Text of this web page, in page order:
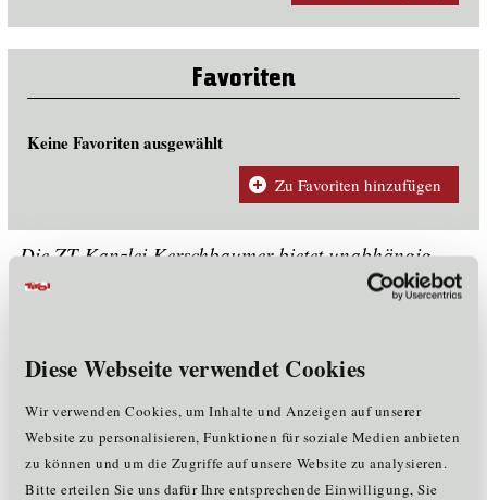
Diese Webseite verwendet Cookies
Wir verwenden Cookies, um Inhalte und Anzeigen auf unserer
Website zu personalisieren, Funktionen für soziale Medien anbieten
zu können und um die Zugriffe auf unsere Website zu analysieren.
Bitte erteilen Sie uns dafür Ihre entsprechende Einwilligung, Sie
Favoriten
Keine Favoriten ausgewählt
Zu Favoriten hinzufügen
Die ZT-Kanzlei Kerschbaumer bietet unabhängig
Beratung und Dienstleistung in Energiethemen für
Mitarbeiter:
<= 5
Rechtsform:
Einzelunternehmen
Gründungsjahr:
Mitglied im Cluster: